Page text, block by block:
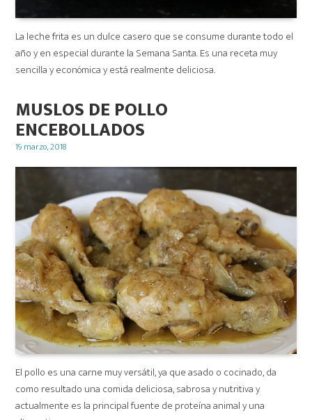
La leche frita es un dulce casero que se consume durante todo el
año y en especial durante la Semana Santa. Es una receta muy
sencilla y económica y está realmente deliciosa.
MUSLOS DE POLLO
ENCEBOLLADOS
Posted
19 marzo, 2018
El pollo es una carne muy versátil, ya que asado o cocinado, da
como resultado una comida deliciosa, sabrosa y nutritiva y
actualmente es la principal fuente de proteína animal y una